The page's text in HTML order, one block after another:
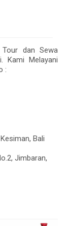
Tour dan Sewa
Kami Melayani
:
Bali
Jimbaran,